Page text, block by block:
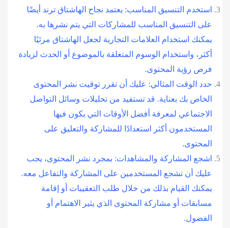
استخدم التنسيق المناسب: يعتمد نجاح الهاشتاق ترند أيضًا
على التنسيق المناسب للمشاركات التي يتم نشرها به.
يمكنك استخدام العلامات التجارية لجعل الهاشتاق مرئيًا
أكثر، واستخدام الوسوم المتعلقة بالموضوع أو الحدث لزيادة
فرص رؤية المحتوى.
حدد الوقت المثالي: عليك أن تقرر توقيت نشر المحتوى
الخاص بك بعناية. قد تستفيد من تحليلات وسائل التواصل
الاجتماعي لمعرفة أفضل الأوقات التي يكون فيها
المستخدمون أكثر استعدادًا للمشاركة والتعليق على
المحتوى.
اشجع المشاركة والمشاهدات: بمجرد نشر المحتوى، يجب
عليك أن تشجع المستخدمين على المشاركة والتفاعل معه.
يمكنك القيام بذلك من خلال طلب التعقيبات أو إقامة
مسابقات أو مشاركة المحتوى الذي يثير الاهتمام أو
الفضول.